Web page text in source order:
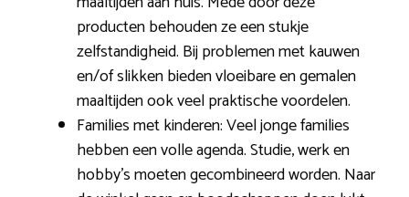
producten behouden ze een stukje
zelfstandigheid. Bij problemen met kauwen
en/of slikken bieden vloeibare en gemalen
maaltijden ook veel praktische voordelen.
Families met kinderen: Veel jonge families
hebben een volle agenda. Studie, werk en
hobby’s moeten gecombineerd worden. Naar